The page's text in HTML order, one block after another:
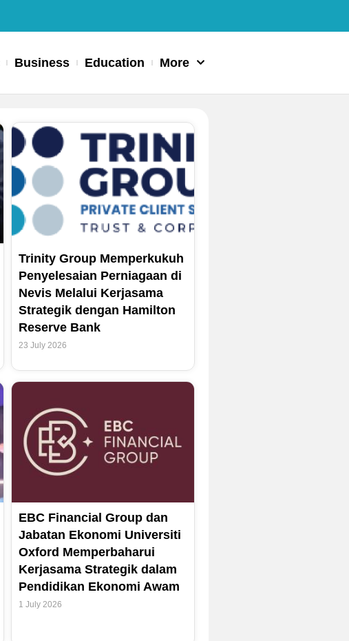
Business Education More
Trinity Group Memperkukuh
Penyelesaian Perniagaan di
Nevis Melalui Kerjasama
Strategik dengan Hamilton
Reserve Bank
23 July 2026
EBC Financial Group dan
Jabatan Ekonomi Universiti
Oxford Memperbaharui
Kerjasama Strategik dalam
Pendidikan Ekonomi Awam
1 July 2026